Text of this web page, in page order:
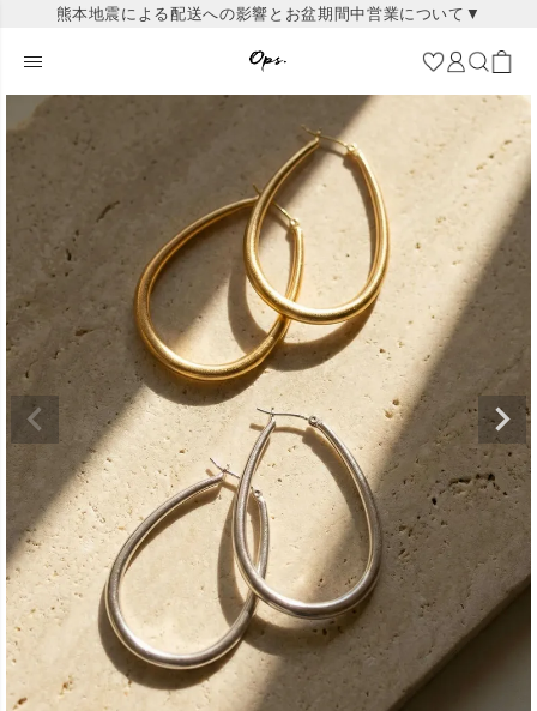
熊本地震による配送への影響とお盆期間中営業について▼